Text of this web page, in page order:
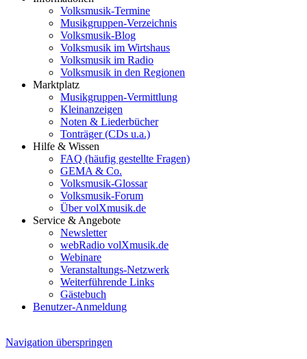
Volksmusik-Termine
Musikgruppen-Verzeichnis
Volksmusik-Blog
Volksmusik im Wirtshaus
Volksmusik im Radio
Volksmusik in den Regionen
Marktplatz
Musikgruppen-Vermittlung
Kleinanzeigen
Noten & Liederbücher
Tonträger (CDs u.a.)
Hilfe & Wissen
FAQ (häufig gestellte Fragen)
GEMA & Co.
Volksmusik-Glossar
Volksmusik-Forum
Über volXmusik.de
Service & Angebote
Newsletter
webRadio volXmusik.de
Webinare
Veranstaltungs-Netzwerk
Weiterführende Links
Gästebuch
Benutzer-Anmeldung
Navigation überspringen